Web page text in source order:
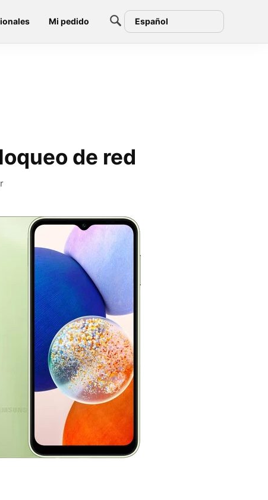
Mi pedido Español
de red